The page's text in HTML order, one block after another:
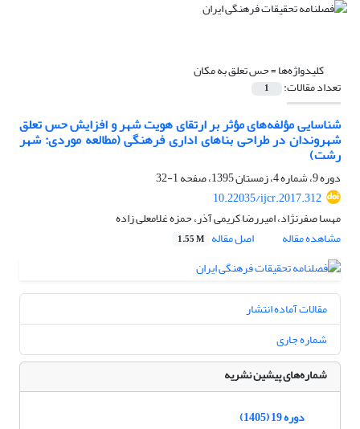
کلیدواژه‌ها =حس تعلق به مکان
تعداد مقالات: 1
شناسایی مؤلفه‌های مؤثر بر ارتقای هویت شهر و افزایش حس تعلق
شهروندان در طراحی بناهای اداری فرهنگی (مطالعه موردی: شهر
رشت)
دوره 9، شماره 4، زمستان 1395، صفحه
1-32
10.22035/ijcr.2017.312
مهسا صفرنژاد، امیررضا کریمی آذر، حمزه غلامعلی زاده
مشاهده مقاله
اصل مقاله 1.55 M
مقالات آماده انتشار
شماره جاری
شماره‌های پیشین نشریه
دوره 19 (1405)